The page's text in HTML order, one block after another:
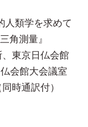
人類学を求めて
角測量』
東京日仏会館
会館大会議室
時通訳付）